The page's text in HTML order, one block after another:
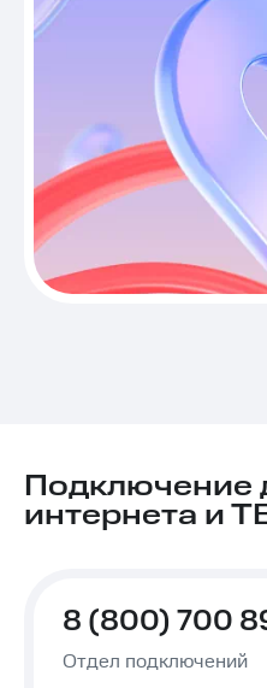
Подключение
интернета и
8 (800) 700
Отдел подключений